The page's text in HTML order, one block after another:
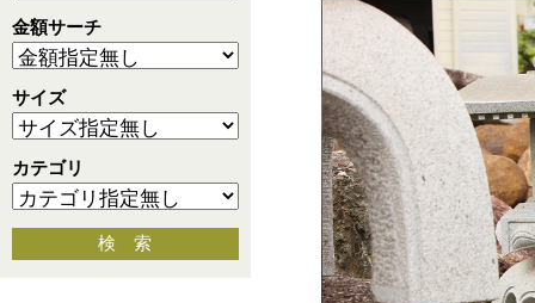
その他
金額サーチ
サイズ
カテゴリ
検 索